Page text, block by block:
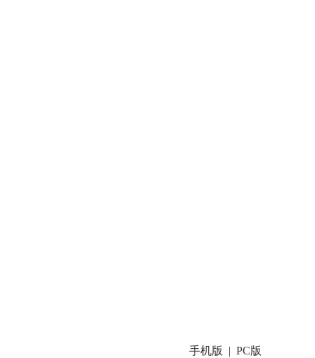
手机版 | PC版